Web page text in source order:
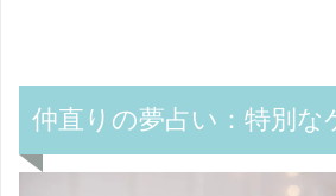
仲直りの夢占い：特別な